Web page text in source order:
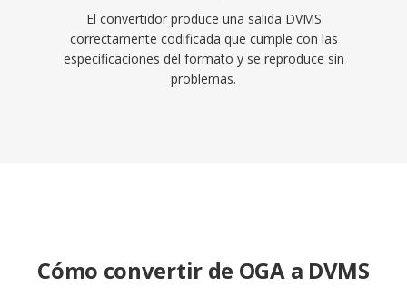
El convertidor produce una salida DVMS
correctamente codificada que cumple con las
especificaciones del formato y se reproduce sin
problemas.
Cómo convertir de OGA a DVMS